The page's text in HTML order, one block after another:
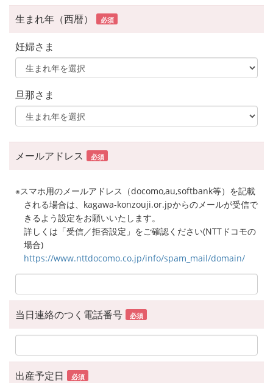
生まれ年（西暦） 必須
妊婦さま
旦那さま
メールアドレス 必須
※スマホ用のメールアドレス（docomo,au,softbank等）を記載
される場合は、kagawa-konzouji.or.jpからのメールが受信で
きるよう設定をお願いいたします。
詳しくは「受信／拒否設定」をご確認ください(NTTドコモの
場合)
https://www.nttdocomo.co.jp/info/spam_mail/domain/
当日連絡のつく電話番号 必須
出産予定日 必須